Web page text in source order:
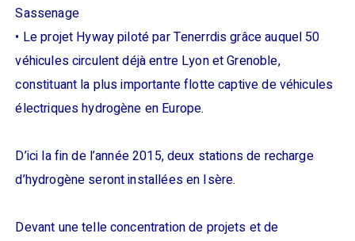
Sassenage
• Le projet Hyway piloté par Tenerrdis grâce auquel 50
véhicules circulent déjà entre Lyon et Grenoble,
constituant la plus importante flotte captive de véhicules
électriques hydrogène en Europe.
D’ici la fin de l’année 2015, deux stations de recharge
d’hydrogène seront installées en Isère.
Devant une telle concentration de projets et de